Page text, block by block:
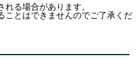
る場合があります。
とはできませんのでご了承くだ